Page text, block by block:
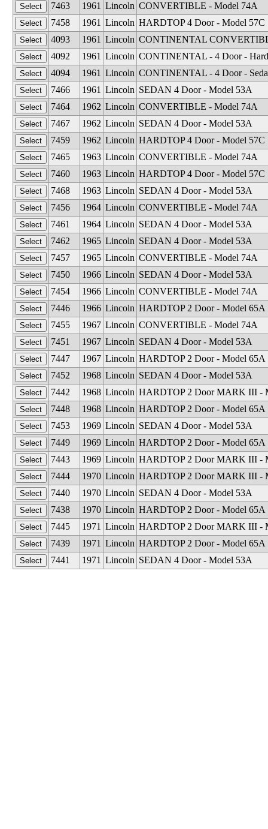
7463
1961 Lincoln CONVERTIBLE - Model 74A
7458
1961 Lincoln HARDTOP 4 Door - Model 57C
4093
1961 Lincoln CONTINENTAL
4092
1961 Lincoln CONTINENTAL - 4 Door -
4094
1961 Lincoln CONTINENTAL - 4 Door -
7466
1961 Lincoln SEDAN 4 Door - Model 53A
7464
1962 Lincoln CONVERTIBLE - Model 74A
7467
1962 Lincoln SEDAN 4 Door - Model 53A
7459
1962 Lincoln HARDTOP 4 Door - Model 57C
7465
1963 Lincoln CONVERTIBLE - Model 74A
7460
1963 Lincoln HARDTOP 4 Door - Model 57C
7468
1963 Lincoln SEDAN 4 Door - Model 53A
7456
1964 Lincoln CONVERTIBLE - Model 74A
7461
1964 Lincoln SEDAN 4 Door - Model 53A
7462
1965 Lincoln SEDAN 4 Door - Model 53A
7457
1965 Lincoln CONVERTIBLE - Model 74A
7450
1966 Lincoln SEDAN 4 Door - Model 53A
7454
1966 Lincoln CONVERTIBLE - Model 74A
7446
1966 Lincoln HARDTOP 2 Door - Model 65A
7455
1967 Lincoln CONVERTIBLE - Model 74A
7451
1967 Lincoln SEDAN 4 Door - Model 53A
7447
1967 Lincoln HARDTOP 2 Door - Model 65A
7452
1968 Lincoln SEDAN 4 Door - Model 53A
7442
1968 Lincoln HARDTOP 2 Door MARK III -
7448
1968 Lincoln HARDTOP 2 Door - Model 65A
7453
1969 Lincoln SEDAN 4 Door - Model 53A
7449
1969 Lincoln HARDTOP 2 Door - Model 65A
7443
1969 Lincoln HARDTOP 2 Door MARK III -
7444
1970 Lincoln HARDTOP 2 Door MARK III -
7440
1970 Lincoln SEDAN 4 Door - Model 53A
7438
1970 Lincoln HARDTOP 2 Door - Model 65A
7445
1971 Lincoln HARDTOP 2 Door MARK III -
7439
1971 Lincoln HARDTOP 2 Door - Model 65A
7441
1971 Lincoln SEDAN 4 Door - Model 53A